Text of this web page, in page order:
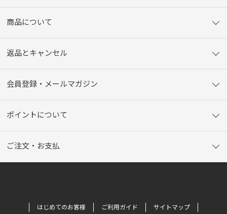
商品について
返品とキャンセル
会員登録・メールマガジン
ポイントについて
ご注文・お支払
はじめてのお客様 ご利用ガイド サイトマップ